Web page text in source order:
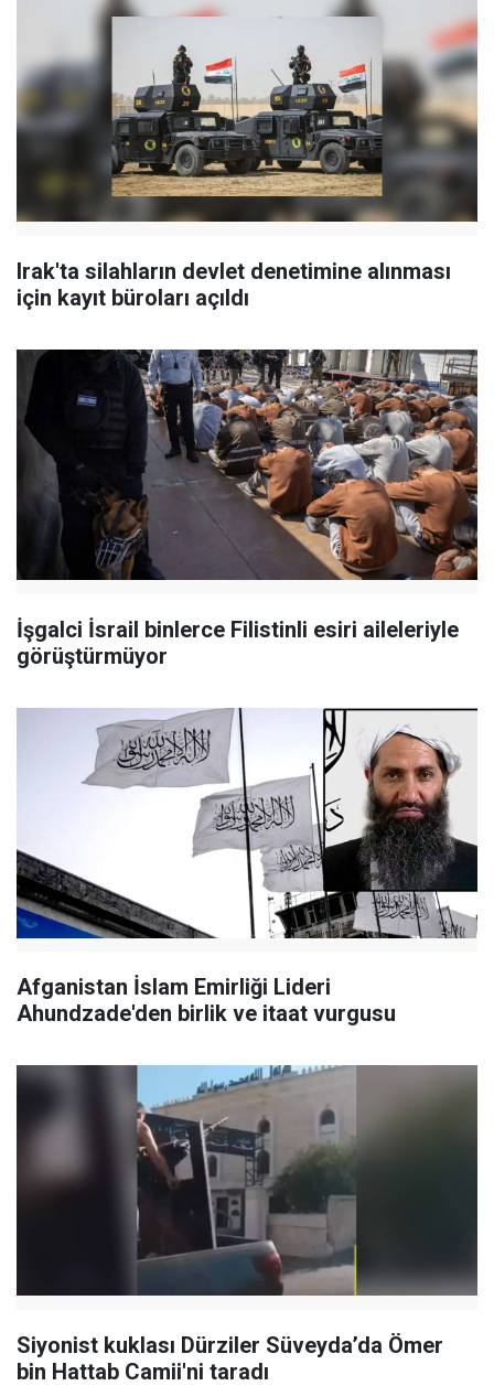
Irak'ta silahların devlet denetimine alınması
için kayıt büroları açıldı
İşgalci İsrail binlerce Filistinli esiri aileleriyle
görüştürmüyor
Afganistan İslam Emirliği Lideri
Ahundzade'den birlik ve itaat vurgusu
Siyonist kuklası Dürziler Süveyda’da Ömer
bin Hattab Camii'ni taradı